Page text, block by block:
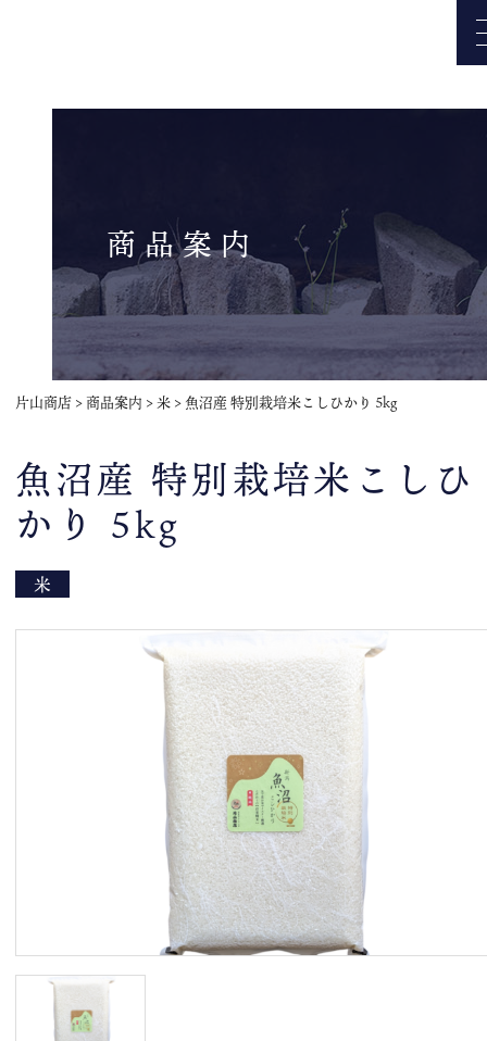
トップページ
新着情報
スタッフブログ
商品案内
片山商店 > 商品案内 >米 > 魚沼産 特別栽培米こしひかり 5kg
魚沼産 特別栽培米こしひ
かり 5kg
米